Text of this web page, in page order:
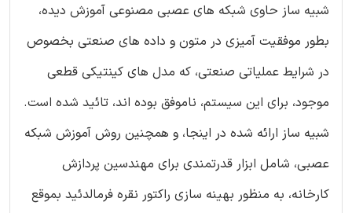
شبیه ساز حاوی شبکه های عصبی مصنوعی آموزش دیده،
بطور موفقیت آمیزی در متون و داده های صنعتی بخصوص
در شرایط عملیاتی صنعتی، که مدل های کینتیکی قطعی
موجود، برای این سیستم، ناموفق بوده اند، تائید شده است.
شبیه ساز ارائه شده در اینجا، و همچنین روش آموزش شبکه
عصبی، شامل ابزار قدرتمندی برای مهندسین پردازش
کارخانه، به منظور بهینه سازی راکتور نقره فرمالدئید بموقع